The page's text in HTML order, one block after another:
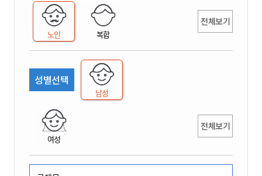
노인 복합
전체보기
성별선택
남성
여성
전체보기